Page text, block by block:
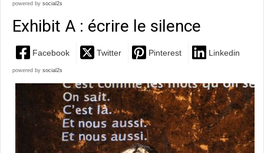
powered by social2s
Exhibit A : écrire le silence
Facebook Twitter Pinterest Linkedin
powered by social2s